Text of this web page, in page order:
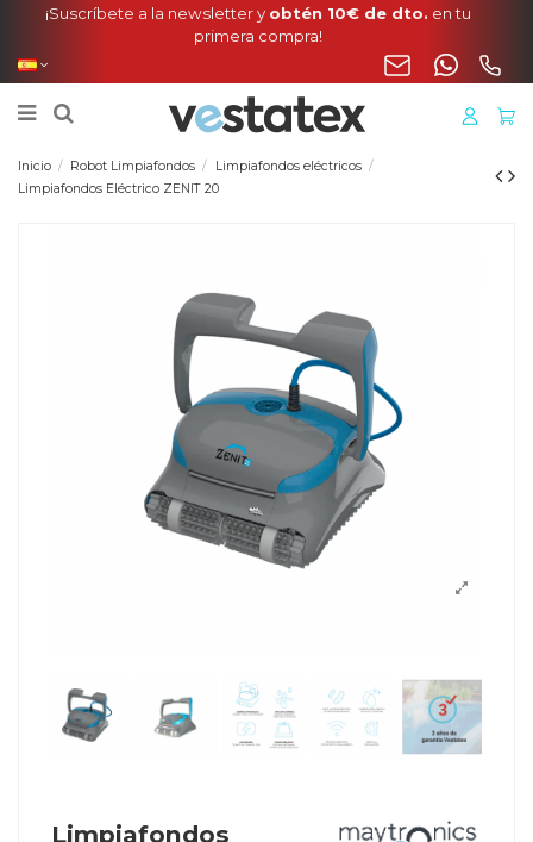
Envío incluido en tu pedido de manta, cobertor o liner
para Península
Inicio Robot Limpiafondos
Limpiafondos eléctricos
Limpiafondos Eléctrico ZENIT 20
Limpiafondos